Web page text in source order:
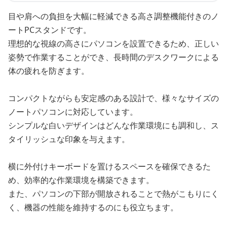
目や肩への負担を大幅に軽減できる高さ調整機能付きのノ
ートPCスタンドです。
理想的な視線の高さにパソコンを設置できるため、正しい
姿勢で作業することができ、長時間のデスクワークによる
体の疲れを防ぎます。
コンパクトながらも安定感のある設計で、様々なサイズの
ノートパソコンに対応しています。
シンプルな白いデザインはどんな作業環境にも調和し、ス
タイリッシュな印象を与えます。
横に外付けキーボードを置けるスペースを確保できるた
め、効率的な作業環境を構築できます。
また、パソコンの下部が開放されることで熱がこもりにく
く、機器の性能を維持するのにも役立ちます。